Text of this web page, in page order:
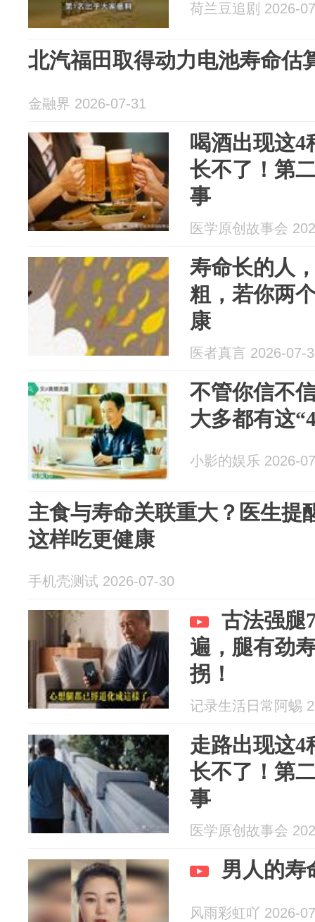
荷兰豆追剧 2026-
北汽福田取得动力电池寿命估
金融界 2026-07-31
喝酒出现这4
长不了！第
事
医学原创故事会
寿命长的人
粗，若你两
康
医者真言 2026-07-
不管你信不
大多都有这
小影的娱乐 2026-
主食与寿命关联重大？医生提
这样吃更健康
手机壳测试 2026-07-30
古法强腿
遍，腿有劲
拐！
记录生活日常阿蜴
走路出现这4
长不了！第
事
医学原创故事会
男人的寿
风雨彩虹吖 2026-